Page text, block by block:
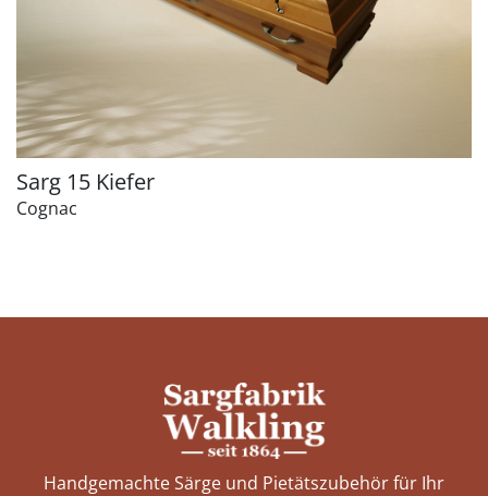
Sarg 15 Kiefer
Cognac
Handgemachte Särge und Pietätszubehör für Ihr